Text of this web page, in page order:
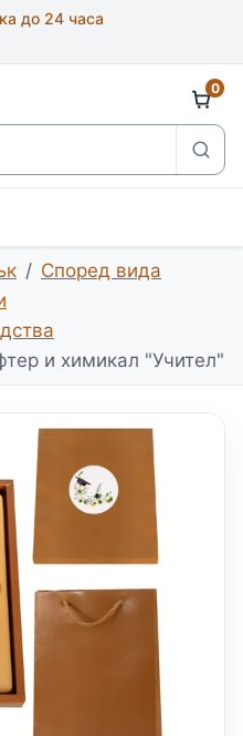
до 24 часа
0
Според вида
и химикал "Учител"